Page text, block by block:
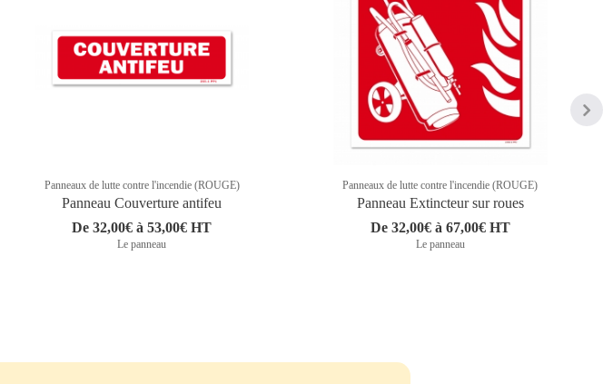
Panneaux de lutte contre l'incendie (ROUGE)
Panneau Couverture antifeu
De 32,00€ à 53,00€ HT
Le panneau
Panneaux de lutte contre l'incendie (ROUGE)
Panneau Extincteur sur roues
De 32,00€ à 67,00€ HT
Le panneau